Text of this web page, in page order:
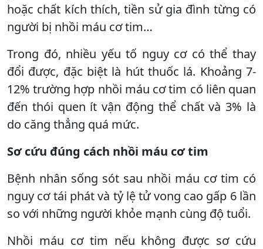
hoặc chất kích thích, tiền sử gia đình từng có
người bị nhồi máu cơ tim…
Trong đó, nhiều yếu tố nguy cơ có thể thay
đổi được, đặc biệt là hút thuốc lá. Khoảng 7-
12% trường hợp nhồi máu cơ tim có liên quan
đến thói quen ít vận động thể chất và 3% là
do căng thẳng quá mức.
Sơ cứu đúng cách nhồi máu cơ tim
Bệnh nhân sống sót sau nhồi máu cơ tim có
nguy cơ tái phát và tỷ lệ tử vong cao gấp 6 lần
so với những người khỏe mạnh cùng độ tuổi.
Nhồi máu cơ tim nếu không được sơ cứu